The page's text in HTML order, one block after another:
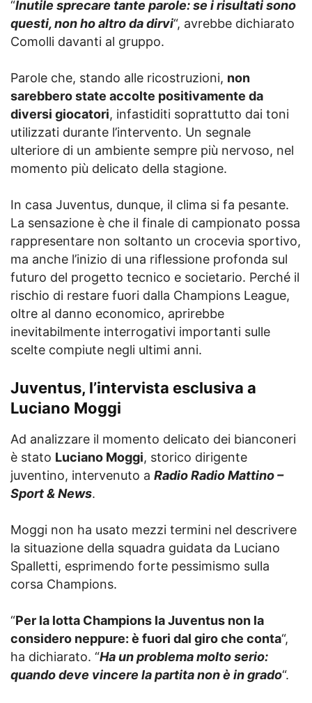
“Inutile sprecare tante parole: se i risultati sono
questi, non ho altro da dirvi“, avrebbe dichiarato
Comolli davanti al gruppo.
Parole che, stando alle ricostruzioni, non
sarebbero state accolte positivamente da
diversi giocatori, infastiditi soprattutto dai toni
utilizzati durante l’intervento. Un segnale
ulteriore di un ambiente sempre più nervoso, nel
momento più delicato della stagione.
In casa Juventus, dunque, il clima si fa pesante.
La sensazione è che il finale di campionato possa
rappresentare non soltanto un crocevia sportivo,
ma anche l’inizio di una riflessione profonda sul
futuro del progetto tecnico e societario. Perché il
rischio di restare fuori dalla Champions League,
oltre al danno economico, aprirebbe
inevitabilmente interrogativi importanti sulle
scelte compiute negli ultimi anni.
Juventus, l’intervista esclusiva a
Luciano Moggi
Ad analizzare il momento delicato dei bianconeri
è stato Luciano Moggi, storico dirigente
juventino, intervenuto a Radio Radio Mattino –
Sport & News.
Moggi non ha usato mezzi termini nel descrivere
la situazione della squadra guidata da Luciano
Spalletti, esprimendo forte pessimismo sulla
corsa Champions.
“Per la lotta Champions la Juventus non la
considero neppure: è fuori dal giro che conta“,
ha dichiarato. “Ha un problema molto serio:
quando deve vincere la partita non è in grado“.